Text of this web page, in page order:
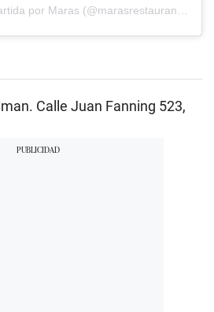
Una publicación compartida por Maras (@marasrestaurante)
Calle Juan Fanning 523,